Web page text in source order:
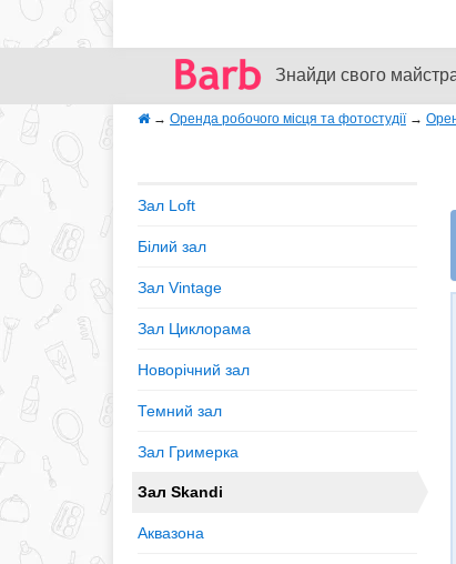
Знайди свого
→ Оренда робочого місця та фотостудії →
Зал Loft
Білий зал
Зал Vintage
Зал Циклорама
Новорічний зал
Темний зал
Зал Гримерка
Зал Skandi
Аквазона